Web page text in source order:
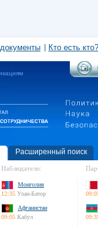
Кто есть кто?
Расширенный поиск
Наблюдатели:
Монголия
12:35 Улан-Батор
Афганистан
09:05 Кабул